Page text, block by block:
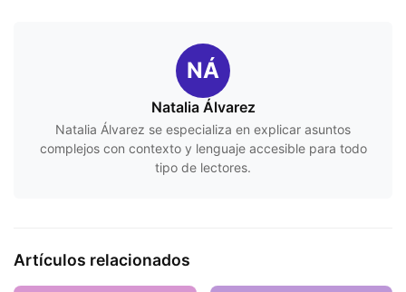
NÁ
Natalia Álvarez
Natalia Álvarez se especializa en explicar asuntos
complejos con contexto y lenguaje accesible para todo
tipo de lectores.
Artículos relacionados